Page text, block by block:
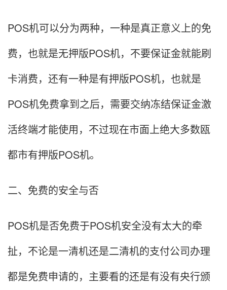
POS机可以分为两种，一种是真正意义上的免
费，也就是无押版POS机，不要保证金就能刷
卡消费，还有一种是有押版POS机，也就是
POS机免费拿到之后，需要交纳冻结保证金激
活终端才能使用，不过现在市面上绝大多数瓯
都市有押版POS机。
二、免费的安全与否
POS机是否免费于POS机安全没有太大的牵
扯，不论是一清机还是二清机的支付公司办理
都是免费申请的，主要看的还是有没有央行颁